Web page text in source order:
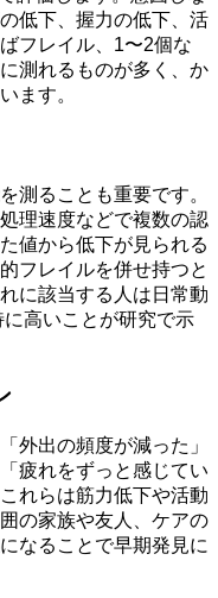
低下、握力の低下、活
フレイル、1〜2個な
測れるものが多く、か
ます。
測ることも重要です。
理速度などで複数の認
値から低下が見られる
フレイルを併せ持つと
に該当する人は日常動
高いことが研究で示
外出の頻度が減った」
疲れをずっと感じてい
れらは筋力低下や活動
の家族や友人、ケアの
なることで早期発見に